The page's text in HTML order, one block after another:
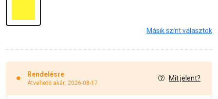
Másik színt választok
Rendelésre
Átvehető akár: 2026-08-17
Mit jelent?